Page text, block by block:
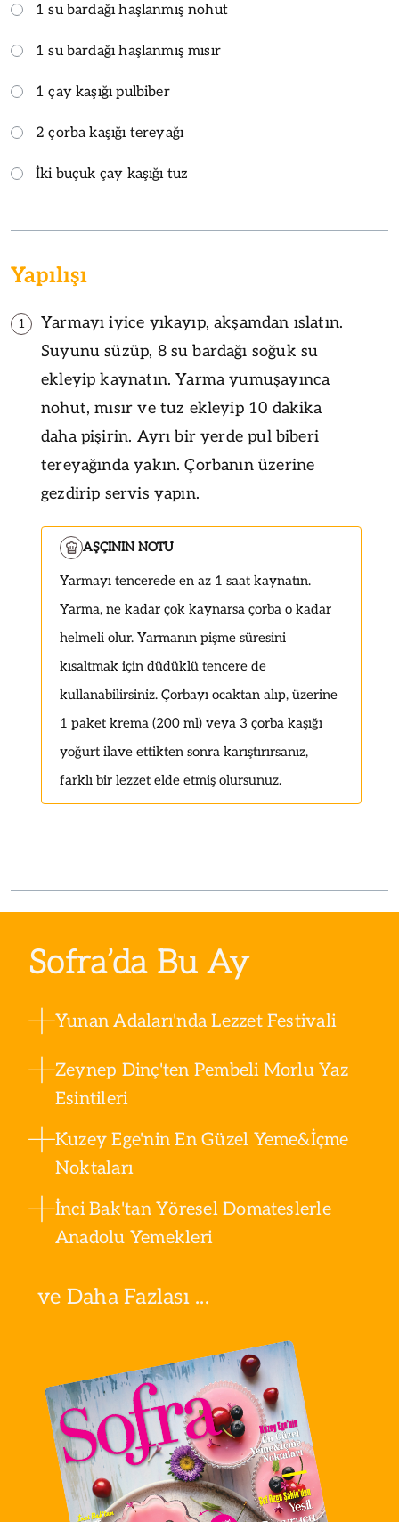
1 su bardağı haşlanmış nohut
1 su bardağı haşlanmış mısır
1 çay kaşığı pulbiber
2 çorba kaşığı tereyağı
İki buçuk çay kaşığı tuz
Yapılışı
1
Yarmayı iyice yıkayıp, akşamdan ıslatın.
Suyunu süzüp, 8 su bardağı soğuk su
ekleyip kaynatın. Yarma yumuşayınca
nohut, mısır ve tuz ekleyip 10 dakika
daha pişirin. Ayrı bir yerde pul biberi
tereyağında yakın. Çorbanın üzerine
gezdirip servis yapın.
AŞÇININ NOTU
Yarmayı tencerede en az 1 saat kaynatın.
Yarma, ne kadar çok kaynarsa çorba o kadar
helmeli olur. Yarmanın pişme süresini
kısaltmak için düdüklü tencere de
kullanabilirsiniz. Çorbayı ocaktan alıp, üzerine
1 paket krema (200 ml) veya 3 çorba kaşığı
yoğurt ilave ettikten sonra karıştırırsanız,
farklı bir lezzet elde etmiş olursunuz.
Sofra’da Bu Ay
Yunan Adaları'nda Lezzet Festivali
Zeynep Dinç'ten Pembeli Morlu Yaz
Esintileri
Kuzey Ege'nin En Güzel Yeme&İçme
Noktaları
İnci Bak'tan Yöresel Domateslerle
Anadolu Yemekleri
ve Daha Fazlası ...